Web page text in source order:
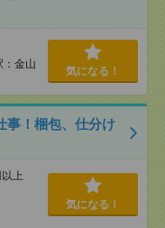
：金山
気になる！
事！梱包、仕分け
上
気になる！